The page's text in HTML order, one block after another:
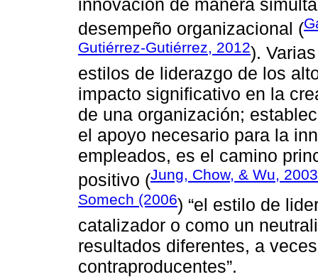
desempeño organizacional (
Gutiérrez-Gutiérrez, 2012).
estilos de liderazgo de los
impacto significativo en la
de una organización;
el apoyo necesario para la
empleados, es el camino
positivo (Jung, Chow, & Wu, 2003
Somech (2006) “el estilo de
catalizador o como un
resultados diferentes, a
contraproducentes”.